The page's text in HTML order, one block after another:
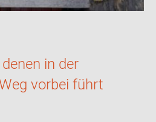
in der
vorbei führt